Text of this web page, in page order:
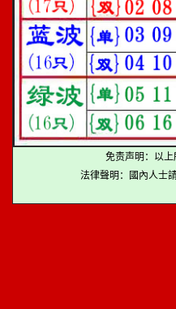
免责声明：以
法律聲明：國內人士